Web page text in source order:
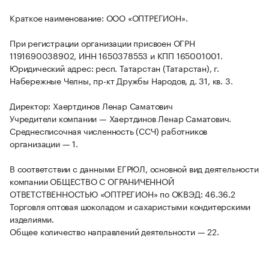
Краткое наименование: ООО «ОПТРЕГИОН».
При регистрации организации присвоен ОГРН
1191690038902, ИНН 1650378553 и КПП 165001001.
Юридический адрес: респ. Татарстан (Татарстан), г.
Набережные Челны, пр-кт Дружбы Народов, д. 31, кв. 3.
Директор: Хаертдинов Ленар Саматович
Учредители компании — Хаертдинов Ленар Саматович.
Среднесписочная численность (ССЧ) работников
организации — 1.
В соответствии с данными ЕГРЮЛ, основной вид деятельности
компании ОБЩЕСТВО С ОГРАНИЧЕННОЙ
ОТВЕТСТВЕННОСТЬЮ «ОПТРЕГИОН» по ОКВЭД: 46.36.2
Торговля оптовая шоколадом и сахаристыми кондитерскими
изделиями.
Общее количество направлений деятельности — 22.